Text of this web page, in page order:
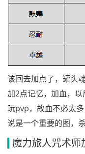
该回去加点了，罐头
加2点记忆，加血，
玩pvp，故血不必太
说是一个重要的图，
魔力旅人咒术师